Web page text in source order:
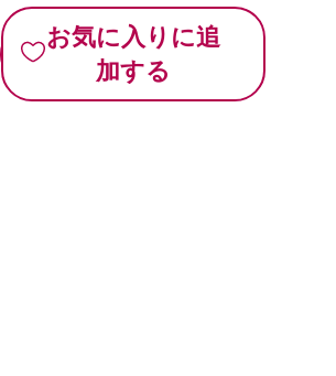
お気に入りに追
加する